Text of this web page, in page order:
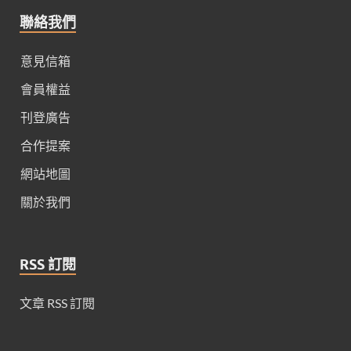
聯絡我們
意見信箱
會員權益
刊登廣告
合作提案
網站地圖
關於我們
RSS 訂閱
文章 RSS 訂閱